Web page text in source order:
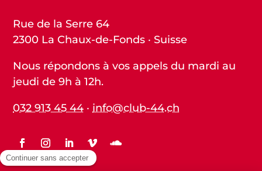
Rue de la Serre 64
2300 La Chaux-de-Fonds · Suisse
Nous répondons à vos appels du mardi au
jeudi de 9h à 12h.
032 913 45 44 ·info@club-44.ch